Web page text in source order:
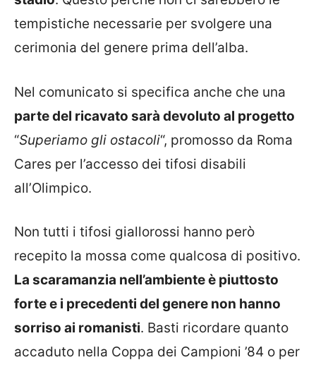
tempistiche necessarie per svolgere una
cerimonia del genere prima dell’alba.
Nel comunicato si specifica anche che una
parte del ricavato sarà devoluto al progetto
“Superiamo gli ostacoli“, promosso da Roma
Cares per l’accesso dei tifosi disabili
all’Olimpico.
Non tutti i tifosi giallorossi hanno però
recepito la mossa come qualcosa di positivo.
La scaramanzia nell’ambiente è piuttosto
forte e i precedenti del genere non hanno
sorriso ai romanisti. Basti ricordare quanto
accaduto nella Coppa dei Campioni ’84 o per